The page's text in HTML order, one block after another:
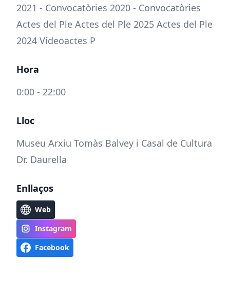
2021 - Convocatòries 2020 - Convocatòries
Actes del Ple Actes del Ple 2025 Actes del Ple
2024 Vídeoactes P
Hora
0:00 - 22:00
Lloc
Museu Arxiu Tomàs Balvey i Casal de Cultura
Dr. Daurella
Enllaços
Web
Instagram
Facebook